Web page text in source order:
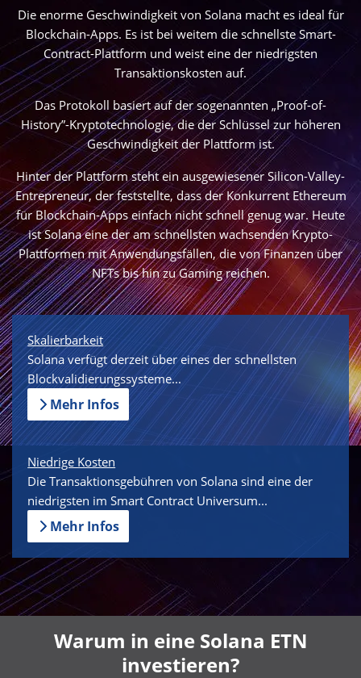
Die enorme Geschwindigkeit von Solana macht es ideal für
Blockchain-Apps. Es ist bei weitem die schnellste Smart-
Contract-Plattform und weist eine der niedrigsten
Transaktionskosten auf.
Das Protokoll basiert auf der sogenannten „Proof-of-
History”-Kryptotechnologie, die der Schlüssel zur höheren
Geschwindigkeit der Plattform ist.
Hinter der Plattform steht ein ausgewiesener Silicon-Valley-
Entrepreneur, der feststellte, dass der Konkurrent Ethereum
für Blockchain-Apps einfach nicht schnell genug war. Heute
ist Solana eine der am schnellsten wachsenden Krypto-
Plattformen mit Anwendungsfällen, die von Finanzen über
NFTs bis hin zu Gaming reichen.
Skalierbarkeit
Solana verfügt derzeit über eines der schnellsten
Blockvalidierungssysteme...
Mehr Infos
Niedrige Kosten
Die Transaktionsgebühren von Solana sind eine der
niedrigsten im Smart Contract Universum...
Mehr Infos
Warum in eine Solana ETN
investieren?